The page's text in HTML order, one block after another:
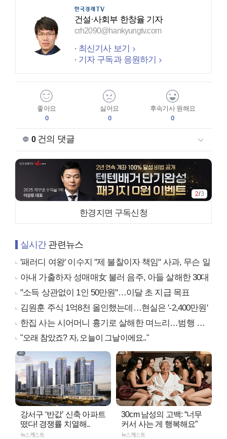
건설·사회부 한창율 기자
crh2090@hankyungtv.com
최신기사 보기
기자 구독과 응원하기
좋아요
0
싫어요
0
후속기사 원해요
0
0건의 댓글
2/3
한경지면 구독신청
실시간관련뉴스
'패러디 여왕' 이수지 "제 불찰이자 책임" 사과, 무슨 일
아내 가출하자 성매매女 불러 음주, 아들 살해한 30대
"소득 상관없이 1인 50만원"…이달 초 지급 목표
김원훈 주식 1억8천 올인했는데…현실은 '-2,400만원'
한집 사는 시어머니 흉기로 살해한 며느리…범행 동기는
"오래 참았죠? 자, 오늘이 그날이에요.."
강서구 ‘반값’ 신축 아파트
떴다! 경쟁률 치열해..
뉴스캐스트
30cm 남성의 고백: “너무
커서 사는 게 행복해요”
뉴스캐스트